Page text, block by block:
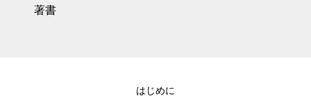
著書
はじめに